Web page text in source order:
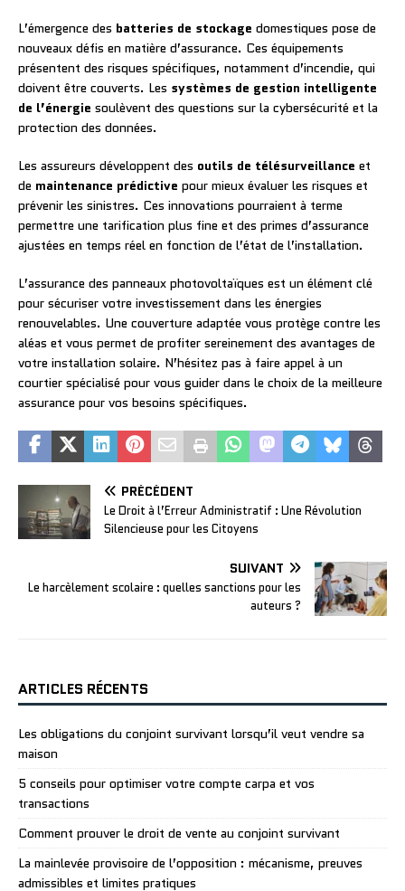
L’émergence des batteries de stockage domestiques pose de
nouveaux défis en matière d’assurance. Ces équipements
présentent des risques spécifiques, notamment d’incendie, qui
doivent être couverts. Les systèmes de gestion intelligente
de l’énergie soulèvent des questions sur la cybersécurité et la
protection des données.
Les assureurs développent des outils de télésurveillance et
de maintenance prédictive pour mieux évaluer les risques et
prévenir les sinistres. Ces innovations pourraient à terme
permettre une tarification plus fine et des primes d’assurance
ajustées en temps réel en fonction de l’état de l’installation.
L’assurance des panneaux photovoltaïques est un élément clé
pour sécuriser votre investissement dans les énergies
renouvelables. Une couverture adaptée vous protège contre les
aléas et vous permet de profiter sereinement des avantages de
votre installation solaire. N’hésitez pas à faire appel à un
courtier spécialisé pour vous guider dans le choix de la meilleure
assurance pour vos besoins spécifiques.
PRÉCÉDENT
Le Droit à l’Erreur Administratif : Une Révolution
Silencieuse pour les Citoyens
SUIVANT
Le harcèlement scolaire : quelles sanctions pour les
auteurs ?
ARTICLES RÉCENTS
Les obligations du conjoint survivant lorsqu’il veut vendre sa
maison
5 conseils pour optimiser votre compte carpa et vos
transactions
Comment prouver le droit de vente au conjoint survivant
La mainlevée provisoire de l’opposition : mécanisme, preuves
admissibles et limites pratiques